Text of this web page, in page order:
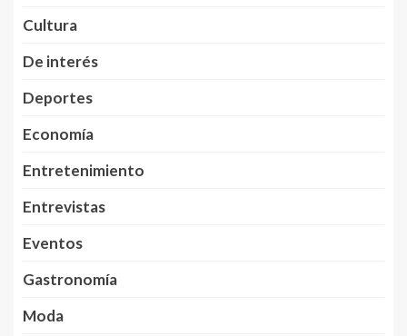
Cultura
De interés
Deportes
Economía
Entretenimiento
Entrevistas
Eventos
Gastronomía
Moda